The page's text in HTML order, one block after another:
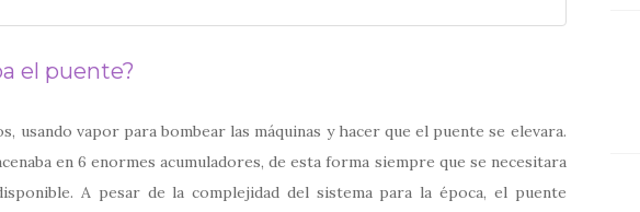
el puente?
usando vapor para bombear las máquinas y hacer que el puente se elevara.
en 6 enormes acumuladores, de esta forma siempre que se necesitara
A pesar de la complejidad del sistema para la época, el puente